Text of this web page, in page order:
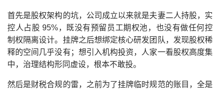
首先是股权架构的坑，公司成立以来就是夫妻二人持股，实
控人占股 95%，既没有预留员工期权池，也没有做任何控
制权隔离设计。挂牌之后想绑定核心研发团队，发现股权稀
释的空间几乎没有；想引入机构投资，人家一看股权高度集
中，治理结构形同虚设，根本不敢投。
然后是财税合规的雷，之前为了挂牌临时规范的账目，全是